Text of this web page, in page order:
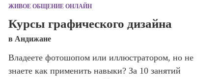
Школа дизайна
программирования
Специалист по
поисковой
продвижение
сайтов)
ЖИВОЕ ОБЩЕНИЕ ОНЛАЙН
Курсы графического дизайна
в Андижане
Владеете фотошопом или иллюстратором, но не
знаете как применить навыки? За 10 занятий